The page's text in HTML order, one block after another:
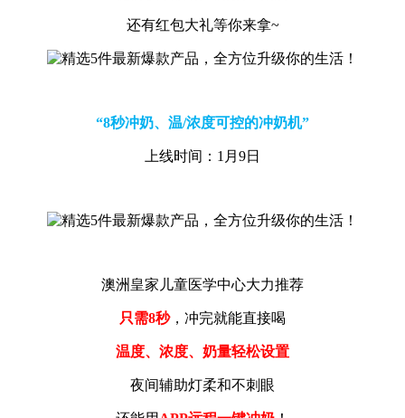
还有红包大礼等你来拿~
“8秒冲奶、温/浓度可控的冲奶机”
上线时间：1月9日
澳洲皇家儿童医学中心大力推荐
只需8秒，冲完就能直接喝
温度、浓度、奶量轻松设置
夜间辅助灯柔和不刺眼